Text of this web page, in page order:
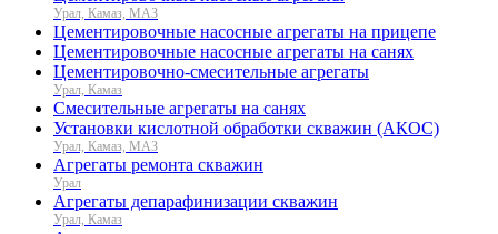
Урал, Камаз, МАЗ
Цементировочные насосные агрегаты на прицепе
Цементировочные насосные агрегаты на санях
Цементировочно-смесительные агрегаты
Урал, Камаз
Смесительные агрегаты на санях
Установки кислотной обработки скважин (АКОС)
Урал, Камаз, МАЗ
Агрегаты ремонта скважин
Урал
Агрегаты депарафинизации скважин
Урал, Камаз